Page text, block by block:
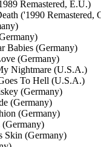
Remastered, E.U.)
('1990 Remastered,
Babies (Germany)
(Germany)
Nightmare (U.S.A.)
To Hell (U.S.A.)
(Germany)
(Germany)
(Germany)
(Germany)
Skin (Germany)